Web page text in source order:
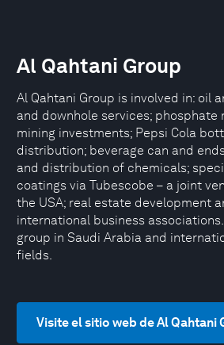
Al Qahtani Group
Al Qahtani Group is involved in: oil
and downhole services; phosphate
mining investments; Pepsi Cola
distribution; beverage can and
and distribution of chemicals;
coatings via Tubescobe – a joint
the USA; real estate development
international business
group in Saudi Arabia and
fields.
Visite el sitio web de Al Qahtani